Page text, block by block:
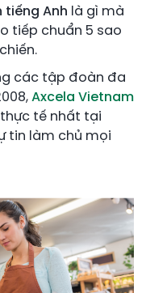
tiếng Anh là gì mà
tiếp chuẩn 5 sao
các tập đoàn đa
Axcela Vietnam
tế nhất tại
tin làm chủ mọi